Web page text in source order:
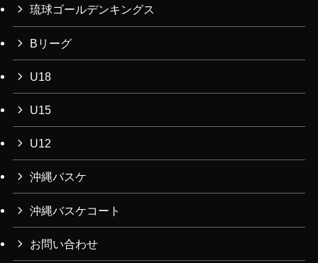
ブ
琉球ゴールデンキングス
Bリーグ
U18
U15
U12
沖縄バスケ
沖縄バスケコート
お問い合わせ